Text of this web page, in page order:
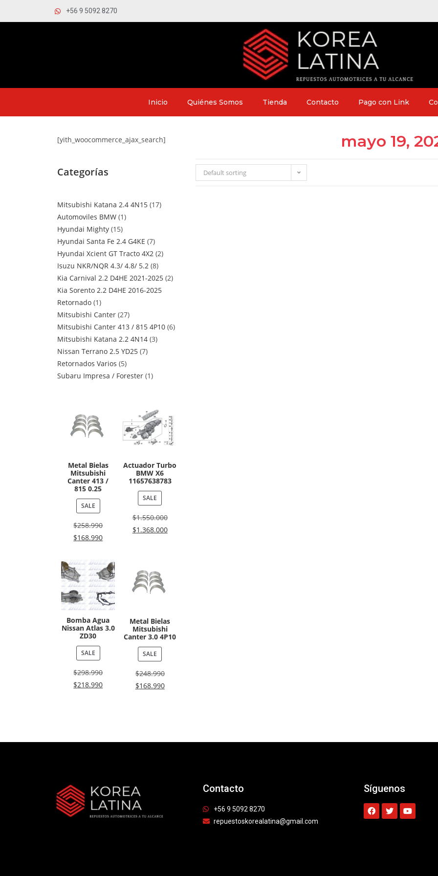
+56 9 5092 8270
Inicio Quiénes Somos Tienda Contacto Pago con Link
[yith_woocommerce_ajax_search]
Categorías
Mitsubishi Katana 2.4 4N15 17
Automoviles BMW 1
Hyundai Mighty 15
Hyundai Santa Fe 2.4 G4KE 7
Hyundai Xcient GT Tracto 4X2 2
Isuzu NKR/NQR 4.3/ 4.8/ 5.2 8
Kia Carnival 2.2 D4HE 2021-2025 2
Kia Sorento 2.2 D4HE 2016-2025
Retornado 1
Mitsubishi Canter 27
Mitsubishi Canter 413 / 815 4P10 6
Mitsubishi Katana 2.2 4N14 3
Nissan Terrano 2.5 YD25 7
Retornados Varios 5
Subaru Impresa / Forester 1
Metal Bielas
Mitsubishi
Canter 413 /
815 0.25
SALE
$258.990
$168.990
Actuador Turbo
BMW X6
11657638783
SALE
$1.550.000
$1.368.000
Bomba Agua
Nissan Atlas 3.0
ZD30
SALE
$298.990
$218.990
Metal Bielas
Mitsubishi
Canter 3.0 4P10
SALE
$248.990
$168.990
mayo 19,
Default sorting
Contacto
+56 9 5092 8270
repuestoskorealatina@gmail.com
Síguenos